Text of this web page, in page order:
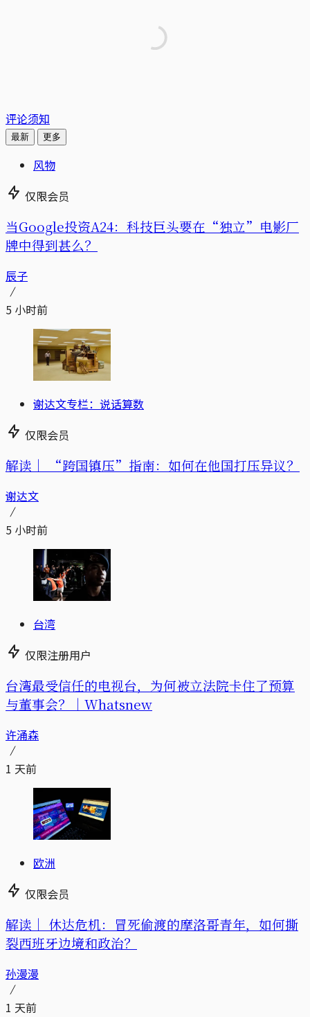
评论须知
最新 更多
风物
仅限会员
当Google投资A24：科技巨头要在“独立”电影厂
牌中得到甚么？
辰子
5 小时前
谢达文专栏：说话算数
仅限会员
解读｜ “跨国镇压”指南：如何在他国打压异议？
谢达文
5 小时前
台湾
仅限注册用户
台湾最受信任的电视台，为何被立法院卡住了预算
与董事会？｜Whatsnew
许涌森
1 天前
欧洲
仅限会员
解读｜ 休达危机：冒死偷渡的摩洛哥青年，如何撕
裂西班牙边境和政治？
孙漫漫
1 天前